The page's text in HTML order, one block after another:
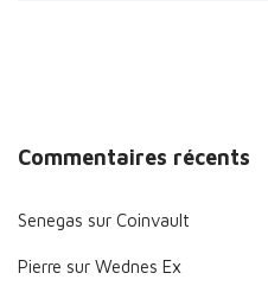
Commentaires récents
Senegas sur Coinvault
Pierre sur Wednes Ex